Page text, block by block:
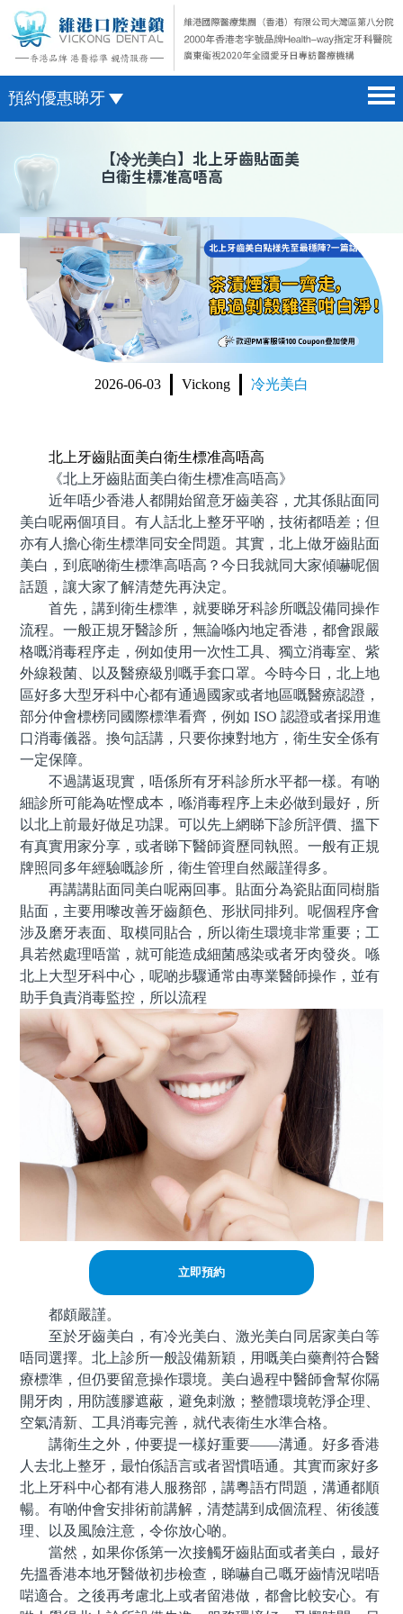
預約優惠睇牙
醫院簡介 hospital introduction
醫生介紹 doctor introduction
醫療新聞 medical news
種植牙 dental implant
箍牙 orthodontics
收費標準 change standard
微信預約
WhatsApp預約
【冷光美白】北上牙齒貼面美
白衛生標准高唔高
2026-06-03 Vickong 冷光美白
北上牙齒貼面美白衛生標准高唔高
《北上牙齒貼面美白衛生標准高唔高》
近年唔少香港人都開始留意牙齒美容，尤其係貼面同
美白呢兩個項目。有人話北上整牙平啲，技術都唔差；但
亦有人擔心衛生標準同安全問題。其實，北上做牙齒貼面
美白，到底啲衛生標準高唔高？今日我就同大家傾嚇呢個
話題，讓大家了解清楚先再決定。
首先，講到衛生標準，就要睇牙科診所嘅設備同操作
流程。一般正規牙醫診所，無論喺內地定香港，都會跟嚴
格嘅消毒程序走，例如使用一次性工具、獨立消毒室、紫
外線殺菌、以及醫療級別嘅手套口罩。今時今日，北上地
區好多大型牙科中心都有通過國家或者地區嘅醫療認證，
部分仲會標榜同國際標準看齊，例如 ISO 認證或者採用進
口消毒儀器。換句話講，只要你揀對地方，衛生安全係有
一定保障。
不過講返現實，唔係所有牙科診所水平都一樣。有啲
細診所可能為咗慳成本，喺消毒程序上未必做到最好，所
以北上前最好做足功課。可以先上網睇下診所評價、搵下
有真實用家分享，或者睇下醫師資歷同執照。一般有正規
牌照同多年經驗嘅診所，衛生管理自然嚴謹得多。
再講講貼面同美白呢兩回事。貼面分為瓷貼面同樹脂
貼面，主要用嚟改善牙齒顏色、形狀同排列。呢個程序會
涉及磨牙表面、取模同貼合，所以衛生環境非常重要；工
具若然處理唔當，就可能造成細菌感染或者牙肉發炎。喺
北上大型牙科中心，呢啲步驟通常由專業醫師操作，並有
助手負責消毒監控，所以流程
立即預約
都頗嚴謹。
至於牙齒美白，有冷光美白、激光美白同居家美白等
唔同選擇。北上診所一般設備新穎，用嘅美白藥劑符合醫
療標準，但仍要留意操作環境。美白過程中醫師會幫你隔
開牙肉，用防護膠遮蔽，避免刺激；整體環境乾淨企理、
空氣清新、工具消毒完善，就代表衛生水準合格。
講衛生之外，仲要提一樣好重要——溝通。好多香港
人去北上整牙，最怕係語言或者習慣唔通。其實而家好多
北上牙科中心都有港人服務部，講粵語冇問題，溝通都順
暢。有啲仲會安排術前講解，清楚講到成個流程、術後護
理、以及風險注意，令你放心啲。
當然，如果你係第一次接觸牙齒貼面或者美白，最好
先搵香港本地牙醫做初步檢查，睇嚇自己嘅牙齒情況啱唔
啱適合。之後再考慮北上或者留港做，都會比較安心。有